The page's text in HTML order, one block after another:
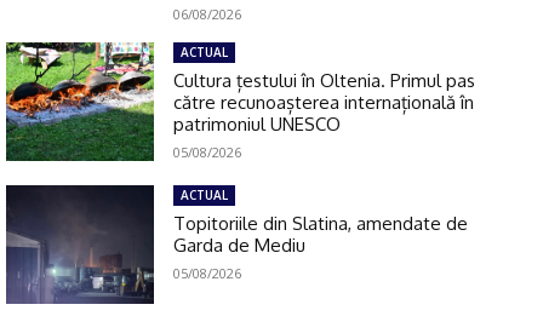
06/08/2026
ACTUAL
Cultura țestului în Oltenia. Primul pas
către recunoașterea internațională în
patrimoniul UNESCO
05/08/2026
ACTUAL
Topitoriile din Slatina, amendate de
Garda de Mediu
05/08/2026